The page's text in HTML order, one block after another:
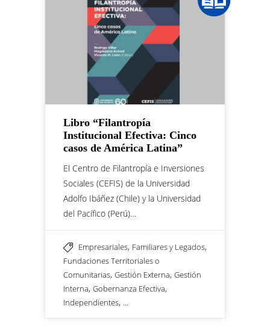
Libro “Filantropía
Institucional Efectiva: Cinco
casos de América Latina”
El Centro de Filantropía e Inversiones
Sociales (CEFIS) de la Universidad
Adolfo Ibáñez (Chile) y la Universidad
del Pacífico (Perú)…
Empresariales, Familiares y Legados,
Fundaciones Territoriales o
Comunitarias, Gestión Externa, Gestión
Interna, Gobernanza Efectiva,
Independientes, ...